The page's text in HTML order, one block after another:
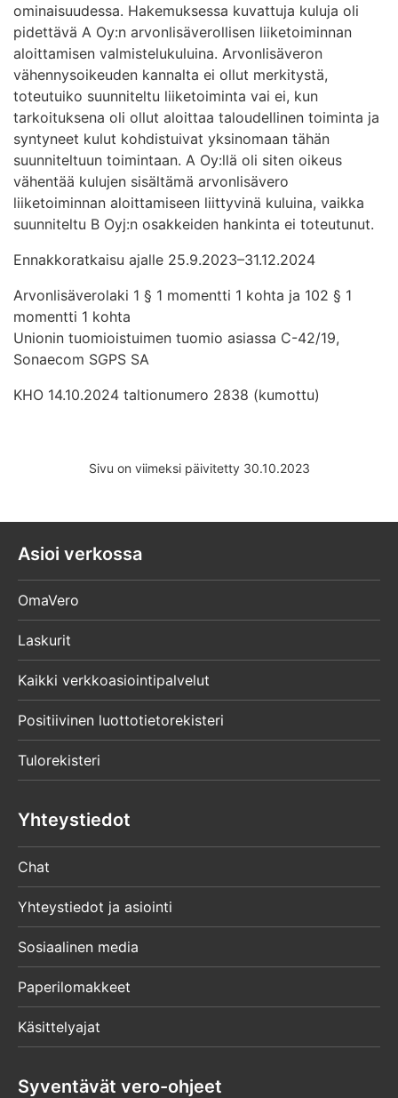
ominaisuudessa. Hakemuksessa kuvattuja kuluja oli
pidettävä A Oy:n arvonlisäverollisen liiketoiminnan
aloittamisen valmistelukuluina. Arvonlisäveron
vähennysoikeuden kannalta ei ollut merkitystä,
toteutuiko suunniteltu liiketoiminta vai ei, kun
tarkoituksena oli ollut aloittaa taloudellinen toiminta ja
syntyneet kulut kohdistuivat yksinomaan tähän
suunniteltuun toimintaan. A Oy:llä oli siten oikeus
vähentää kulujen sisältämä arvonlisävero
liiketoiminnan aloittamiseen liittyvinä kuluina, vaikka
suunniteltu B Oyj:n osakkeiden hankinta ei toteutunut.
Ennakkoratkaisu ajalle 25.9.2023–31.12.2024
Arvonlisäverolaki 1 § 1 momentti 1 kohta ja 102 § 1
momentti 1 kohta
Unionin tuomioistuimen tuomio asiassa C-42/19,
Sonaecom SGPS SA
KHO 14.10.2024 taltionumero 2838 (kumottu)
Sivu on viimeksi päivitetty 30.10.2023
Asioi verkossa
OmaVero
Laskurit
Kaikki verkkoasiointipalvelut
Positiivinen luottotietorekisteri
Tulorekisteri
Yhteystiedot
Chat
Yhteystiedot ja asiointi
Sosiaalinen media
Paperilomakkeet
Käsittelyajat
Syventävät vero-ohjeet